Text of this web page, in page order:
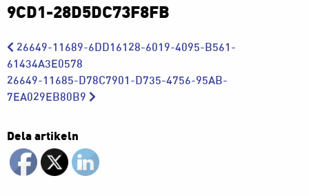
9CD1-28D5DC73F8FB
26649-11689-6DD16128-6019-4095-B561-
61434A3E0578
26649-11685-D78C7901-D735-4756-95AB-
7EA029EB80B9
Dela artikeln